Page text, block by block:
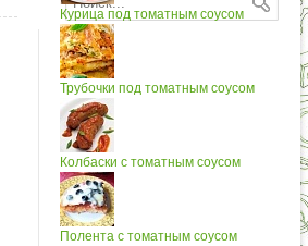
Курица под томатным соусом
Трубочки под томатным соусом
Колбаски с томатным соусом
Полента с томатным соусом